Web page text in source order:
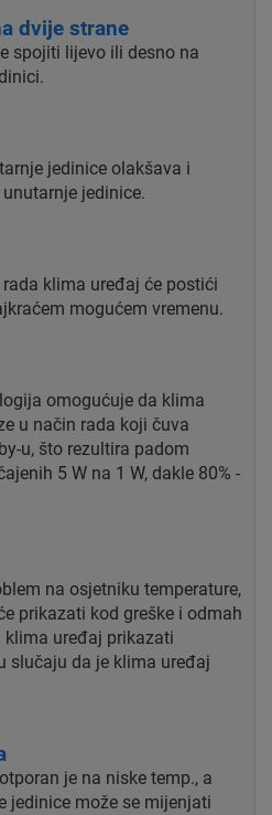
dvije strane
spojiti lijevo ili desno na
jedinice olakšava i
jedinice.
klima uređaj će postići
mogućem vremenu.
omogućuje da klima
u način rada koji čuva
u, što rezultira padom
5 W na 1 W, dakle 80% -
na osjetniku temperature,
prikazati kod greške i odmah
klima uređaj prikazati
slučaju da je klima uređaj
je na niske temp., a
jedinice može se mijenjati